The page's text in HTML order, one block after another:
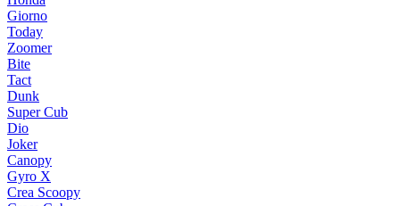
Giorno
Today
Zoomer
Bite
Tact
Dunk
Super Cub
Dio
Joker
Canopy
Gyro X
Crea Scoopy